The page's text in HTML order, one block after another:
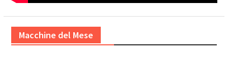
Macchine del Mese